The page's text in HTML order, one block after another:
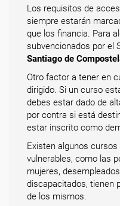
Los requisitos de
siempre estarán
que los financia. Para
subvencionados por el
Santiago de
Otro factor a tener en
dirigido. Si un curso
debes estar dado de
por contra si está
estar inscrito como
Existen algunos
vulnerables, como las
mujeres,
discapacitados, tienen
de los mismos.